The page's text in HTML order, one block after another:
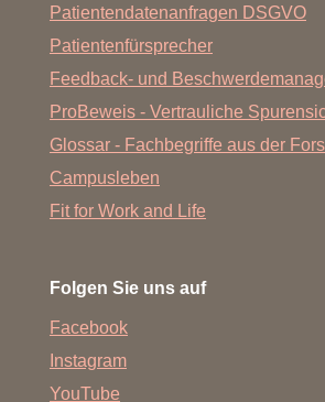
Patientendatenanfragen DSGVO
Patientenfürsprecher
Feedback- und
ProBeweis - Vertrauliche
Glossar - Fachbegriffe aus der
Campusleben
Fit for Work and Life
Folgen Sie uns auf
Facebook
Instagram
YouTube